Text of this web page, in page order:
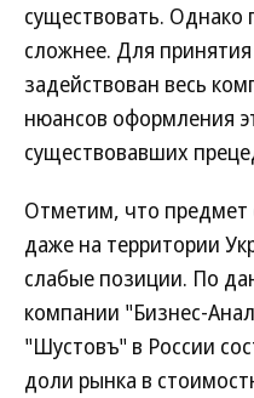
существовать.
сложнее. Для
задействован весь
нюансов оформления
существовавших
Отметим, что предмет
даже на территории
слабые позиции. По
компании "Бизнес-
"Шустовъ" в России
доли рынка в